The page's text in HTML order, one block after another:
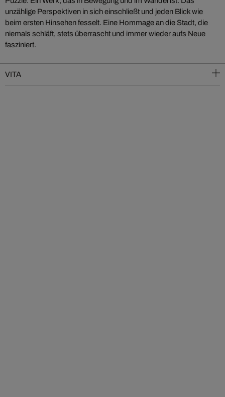
unzählige Perspektiven in sich einschließt und jeden Blick wie
beim ersten Hinsehen fesselt. Eine Hommage an die Stadt, die
niemals schläft, stets überrascht und immer wieder aufs Neue
fasziniert.
VITA